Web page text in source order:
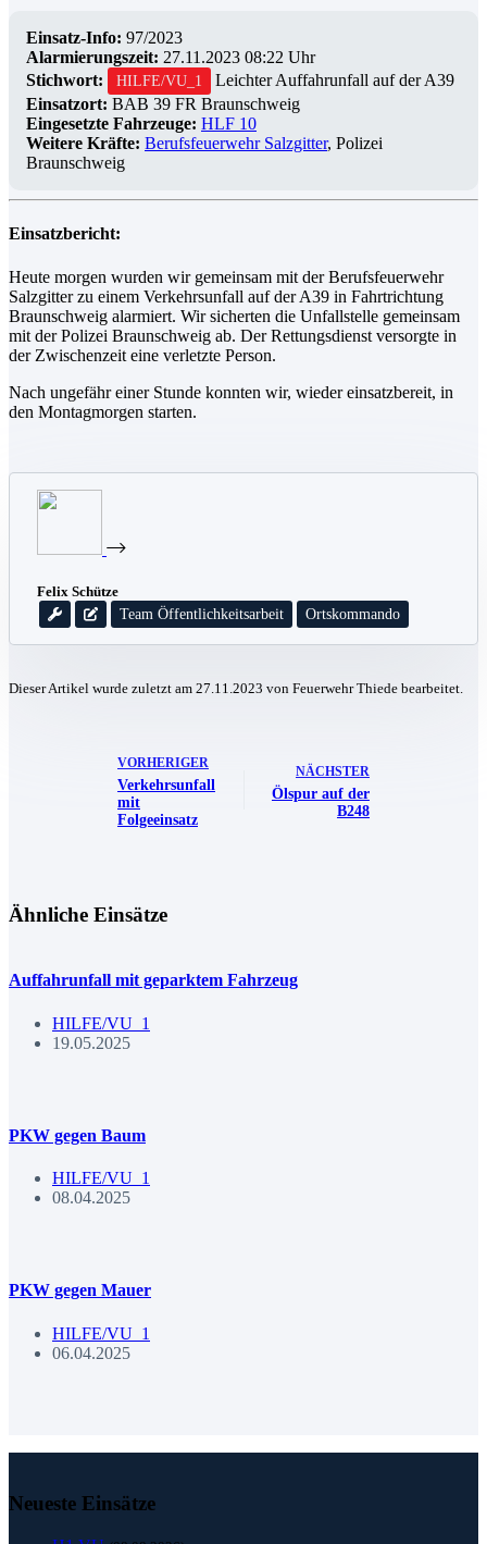
Einsatz-Info: 97/2023
Alarmierungszeit: 27.11.2023 08:22 Uhr
Stichwort:
HILFE/VU_1
Leichter Auffahrunfall auf der A39
Einsatzort: BAB 39 FR Braunschweig
Eingesetzte Fahrzeuge: HLF 10
Weitere Kräfte: Berufsfeuerwehr Salzgitter, Polizei
Braunschweig
Einsatzbericht:
Heute morgen wurden wir gemeinsam mit der Berufsfeuerwehr
Salzgitter zu einem Verkehrsunfall auf der A39 in Fahrtrichtung
Braunschweig alarmiert. Wir sicherten die Unfallstelle gemeinsam
mit der Polizei Braunschweig ab. Der Rettungsdienst versorgte in
der Zwischenzeit eine verletzte Person.
Nach ungefähr einer Stunde konnten wir, wieder einsatzbereit, in
den Montagmorgen starten.
Felix Schütze
Team Öffentlichkeitsarbeit Ortskommando
Dieser Artikel wurde zuletzt am 27.11.2023 von Feuerwehr Thiede bearbeitet.
VORHERIGER
Verkehrsunfall
mit
Folgeeinsatz
NÄCHSTER
Ölspur auf der
B248
Ähnliche Einsätze
Auffahrunfall mit geparktem Fahrzeug
HILFE/VU_1
19.05.2025
PKW gegen Baum
HILFE/VU_1
08.04.2025
PKW gegen Mauer
HILFE/VU_1
06.04.2025
Neueste Einsätze